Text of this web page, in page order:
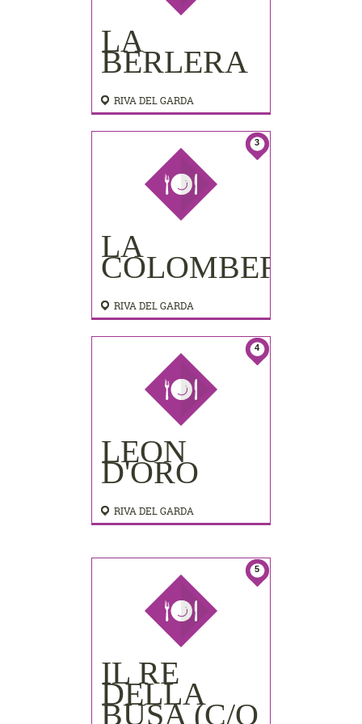
LA
BERLERA
RIVA DEL GARDA
3
LA
COLOMBERA
RIVA DEL GARDA
4
LEON
D'ORO
RIVA DEL GARDA
5
IL RE
DELLA
BUSA (C/O